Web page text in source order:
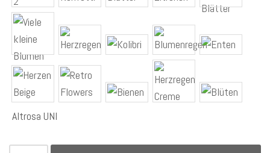
Altrosa UNI